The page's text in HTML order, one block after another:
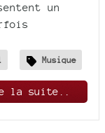
un
Musique
la suite..